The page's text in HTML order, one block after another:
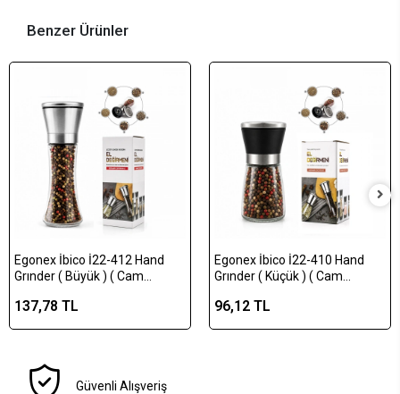
Benzer Ürünler
Egonex İbico İ22-412 Hand
Grınder ( Büyük ) ( Cam
Pls.kapaklı ) Tuz & Baharat
137,78 TL
Egonex İbico İ22-410 Hand
Grınder ( Küçük ) ( Cam
Belli ) Tuz & Baharat
96,12 TL
Güvenli Alışveriş